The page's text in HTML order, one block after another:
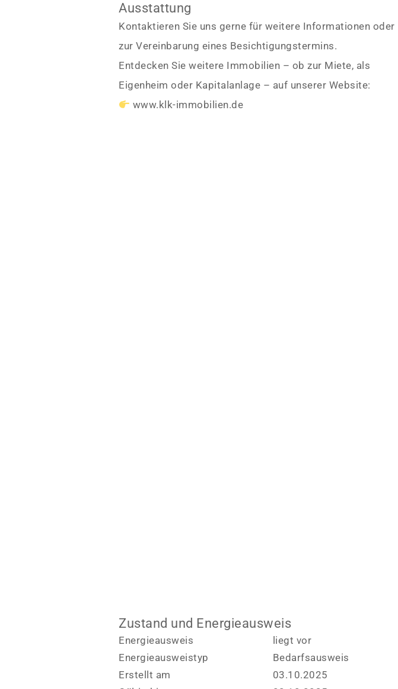
Ausstattung
Kontaktieren Sie uns gerne für weitere Informationen oder
zur Vereinbarung eines Besichtigungstermins.
Entdecken Sie weitere Immobilien – ob zur Miete, als
Eigenheim oder Kapitalanlage – auf unserer Website:
www.klk-immobilien.de
Zustand und Energieausweis
Energieausweis
liegt vor
Energie­ausweistyp
Bedarfsausweis
Erstellt am
03.10.2025